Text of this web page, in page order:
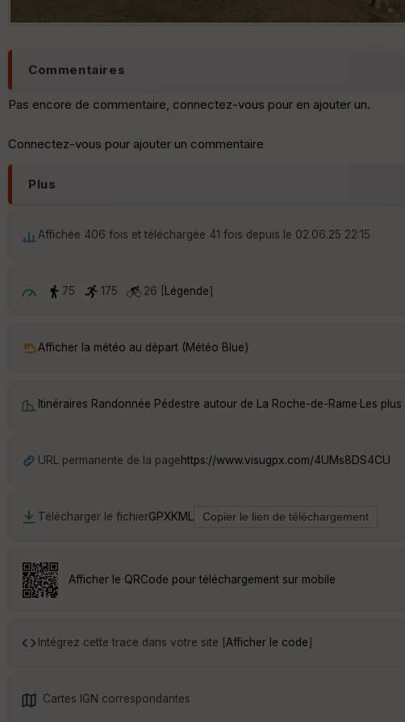
Commentaires
Pas encore de commentaire, connectez-vous pour en ajouter un.
Connectez-vous pour ajouter un commentaire
Plus
Affichée 406 fois et téléchargée 41 fois depuis le 02.06.25 22:15
75 175 26 [ Légende]
Afficher la météo au départ (Météo Blue)
Itinéraires Randonnée Pédestre autour de La Roche-de-Rame·Les
URL permanente de la pagehttps://www.visugpx.com/4UMs8DS4CU
Télécharger le fichierGPXKML
Afficher le QRCode pour téléchargement sur mobile
Intégrez cette trace dans votre site [Afficher le code]
Cartes IGN correspondantes